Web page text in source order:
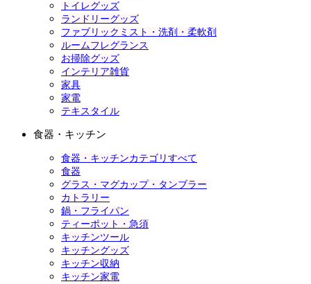
トイレグッズ
ランドリーグッズ
ファブリックミスト・洗剤・柔軟剤
ルームフレグランス
お掃除グッズ
インテリア雑貨
家具
家電
テキスタイル
食器・キッチン
食器・キッチンカテゴリすべて
食器
グラス・マグカップ・タンブラー
カトラリー
鍋・フライパン
ティーポット・急須
キッチンツール
キッチングッズ
キッチン収納
キッチン家電